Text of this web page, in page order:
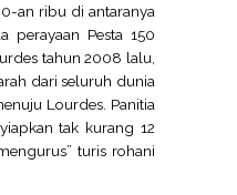
an ribu di antaranya
perayaan Pesta 150
tahun 2008 lalu,
dari seluruh dunia
Lourdes. Panitia
tak kurang 12
turis rohani